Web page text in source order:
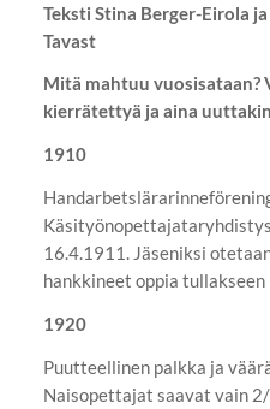
Teksti Stina Berger-Eirola
Tavast
Mitä mahtuu vuosisataan?
kierrätettyä ja aina
1910
16.4.1911. Jäseniksi
hankkineet oppia
1920
Puutteellinen palkka ja
Naisopettajat saavat vain